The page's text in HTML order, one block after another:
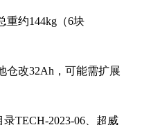
重约144kg（6块
仓改32Ah，可能需扩展
录TECH-2023-06、超威